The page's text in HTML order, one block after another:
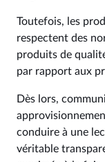
Toutefois, les
respectent des
produits de
par rapport aux
Dès lors,
conduire à une
véritable